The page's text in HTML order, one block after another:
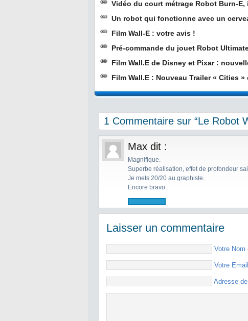
Vidéo du court métrage Robot Burn-E,
Un robot qui fonctionne avec un
Film Wall-E : votre avis !
Pré-commande du jouet Robot
Film Wall.E de Disney et Pixar :
Film Wall.E : Nouveau Trailer « Cities
1 Commentaire sur “Le Robot
Max dit :
Magnifique.
Superbe réalisation, effet de profondeur
Je mets 20/20 au graphiste.
Encore bravo.
Laisser un commentaire
Votre Nom
Votre
Adresse